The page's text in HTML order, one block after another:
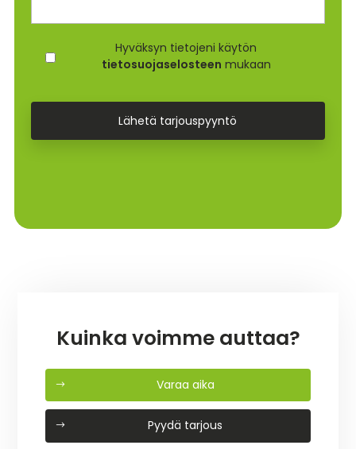
Hyväksyn tietojeni käytön
tietosuojaselosteen mukaan
Kuinka voimme auttaa?
Varaa aika
Pyydä tarjous